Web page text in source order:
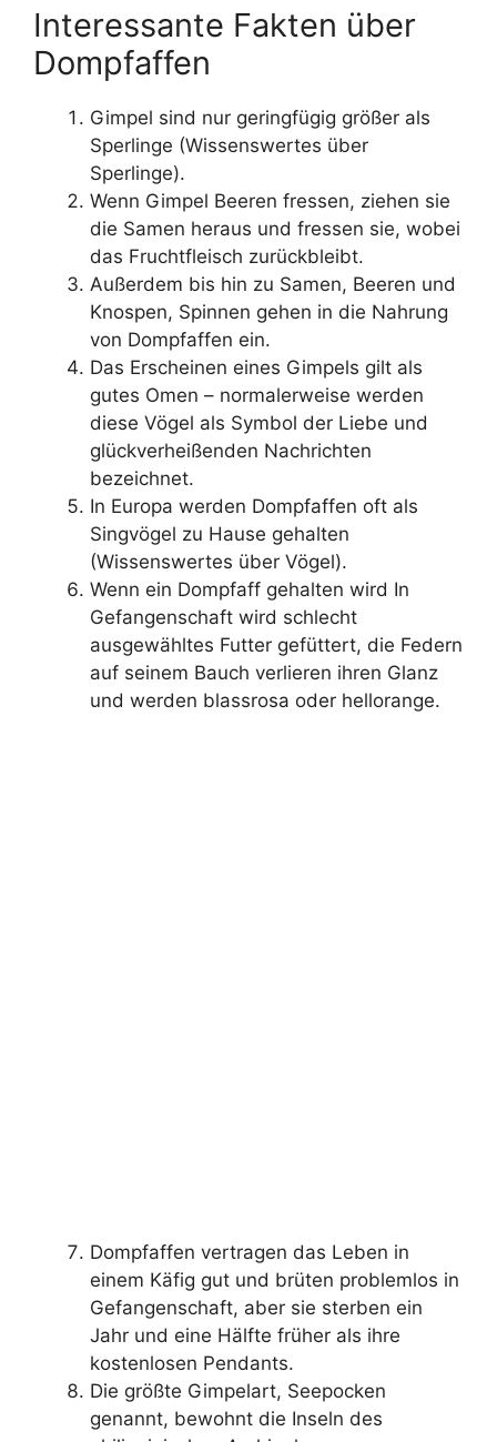
Interessante Fakten über
Dompfaffen
Gimpel sind nur geringfügig größer als
Sperlinge (Wissenswertes über
Sperlinge).
Wenn Gimpel Beeren fressen, ziehen sie
die Samen heraus und fressen sie, wobei
das Fruchtfleisch zurückbleibt.
Außerdem bis hin zu Samen, Beeren und
Knospen, Spinnen gehen in die Nahrung
von Dompfaffen ein.
Das Erscheinen eines Gimpels gilt als
gutes Omen – normalerweise werden
diese Vögel als Symbol der Liebe und
glückverheißenden Nachrichten
bezeichnet.
In Europa werden Dompfaffen oft als
Singvögel zu Hause gehalten
(Wissenswertes über Vögel).
Wenn ein Dompfaff gehalten wird In
Gefangenschaft wird schlecht
ausgewähltes Futter gefüttert, die Federn
auf seinem Bauch verlieren ihren Glanz
und werden blassrosa oder hellorange.
Dompfaffen vertragen das Leben in
einem Käfig gut und brüten problemlos in
Gefangenschaft, aber sie sterben ein
Jahr und eine Hälfte früher als ihre
kostenlosen Pendants.
Die größte Gimpelart, Seepocken
genannt, bewohnt die Inseln des